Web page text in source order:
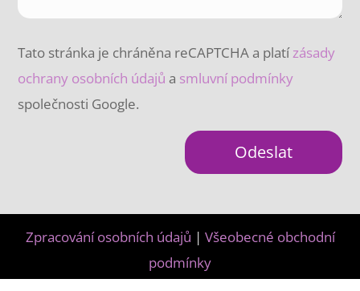
Tato stránka je chráněna reCAPTCHA a platízásady
ochrany osobních údajů a smluvní podmínky
společnosti Google.
Odeslat
Zpracování osobních údajů | Všeobecné obchodní
podmínky